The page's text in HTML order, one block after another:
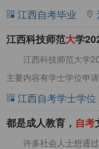
作中的重要环节，毕业
江西自考毕业
江西科技师范大学
江西科技师范大学
主要内容有学士学位申
信息，详情见下文：为
江西自考学士学位
都是成人教育， 自考
许多社会人士想通